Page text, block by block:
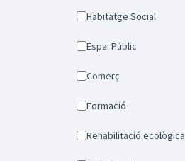
Habitatge Social
Espai Públic
Comerç
Formació
Rehabilitació ecològica